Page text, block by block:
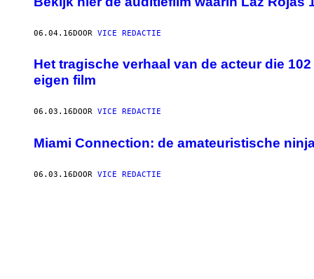
06.04.16DOOR VICE REDACTIE
Het tragische verhaal van de acteur die
eigen film
06.03.16DOOR VICE REDACTIE
Miami Connection: de amateuristische
06.03.16DOOR VICE REDACTIE